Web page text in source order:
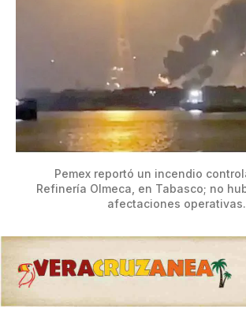
Pemex reportó un incendio
Refinería Olmeca, en Tabasco; no
afectaciones operativas.